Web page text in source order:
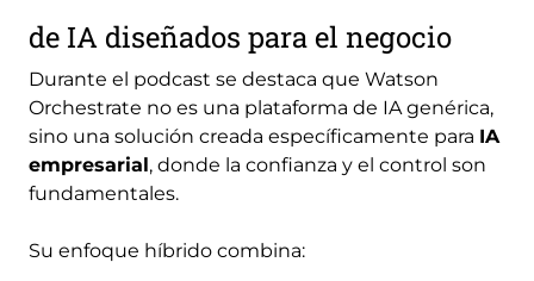
de IA diseñados para el negocio
Durante el podcast se destaca que Watson
Orchestrate no es una plataforma de IA genérica,
sino una solución creada específicamente para IA
empresarial, donde la confianza y el control son
fundamentales.
Su enfoque híbrido combina: